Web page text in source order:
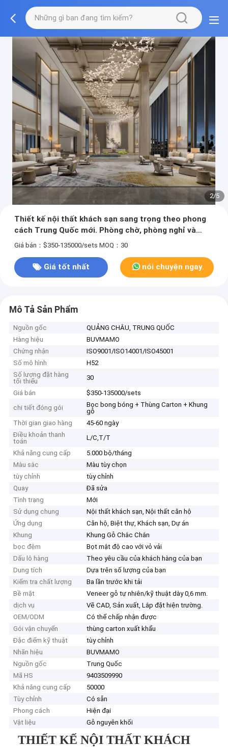
3/5
Thiết kế nội thất khách sạn sang trọng theo phong
cách Trung Quốc mới. Phòng chờ, phòng nghỉ và
phòng khách gia đình theo chủ đề thỏ.
Giá bán：$350-135000/sets MOQ：30
Giá tốt nhất nói chuyện ngay.
Mô Tả Sản Phẩm
Nguồn gốc
QUẢNG CHÂU, TRUNG QUỐC
Hàng hiệu
BUVMAMO
Chứng nhận
ISO9001/ISO14001/ISO45001
Số mô hình
H52
Số lượng đặt hàng
tối thiểu
30
Giá bán
$350-135000/sets
chi tiết đóng gói
Bọc bong bóng + Thùng Carton + Khung
gỗ
Thời gian giao hàng
45-60 ngày
Điều khoản thanh
toán
L/C,T/T
Khả năng cung cấp
5.000 bộ/tháng
Màu sắc
Màu tùy chọn
tùy chỉnh
tùy chỉnh
Quay
Đã sửa
Tình trạng
Mới
Sử dụng chung
Nội thất khách sạn, Nội thất căn hộ
Ứng dụng
Căn hộ, Biệt thự, Khách sạn, Dự án
Khung
Khung Gỗ Chắc Chắn
bọc đệm
Bọt mật độ cao với vỏ vải
Dấu lô hàng
Theo yêu cầu của khách hàng của bạn
Dung tích
Dựa trên số lượng của bạn
Kiểm tra chất lượng
Ba lần trước khi tải
Bề mặt
Veneer gỗ tự nhiên/kỹ thuật dày 0,6 mm.
dịch vụ
Vẽ CAD, Sản xuất, Lắp đặt hiện trường.
OEM/ODM
Có thể chấp nhận được
Gói vận chuyển
thùng carton xuất khẩu
Đặc điểm kỹ thuật
tùy chỉnh
Nhãn hiệu
BUVMAMO
Nguồn gốc
Trung Quốc
Mã HS
9403509990
Khả năng cung cấp
50000
Tùy chỉnh
Có sẵn
Phong cách
Hiện đại
Vật liệu
Gỗ nguyên khối
THIẾT KẾ NỘI THẤT KHÁCH